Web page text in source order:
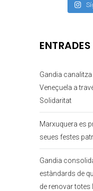
Gandia canalitza
Veneçuela a
Solidaritat
Marxuquera es
seues festes
Gandia
estàndards de
de renovar